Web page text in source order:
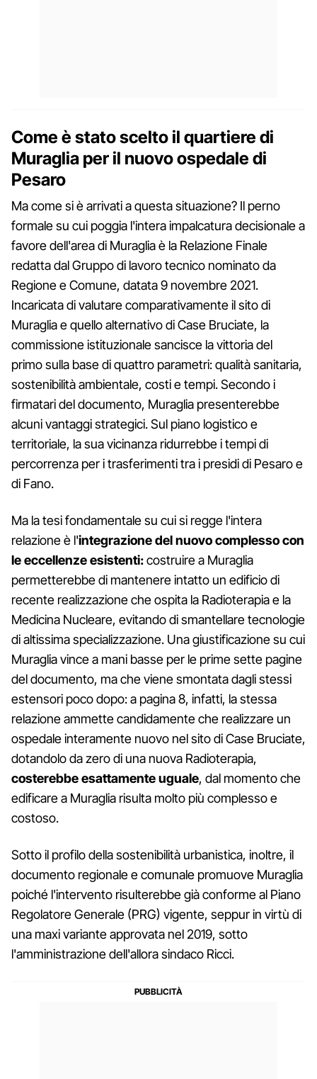
Come è stato scelto il quartiere di
Muraglia per il nuovo ospedale di
Pesaro
Ma come si è arrivati a questa situazione? Il perno
formale su cui poggia l'intera impalcatura decisionale a
favore dell'area di Muraglia è la Relazione Finale
redatta dal Gruppo di lavoro tecnico nominato da
Regione e Comune, datata 9 novembre 2021.
Incaricata di valutare comparativamente il sito di
Muraglia e quello alternativo di Case Bruciate, la
commissione istituzionale sancisce la vittoria del
primo sulla base di quattro parametri: qualità sanitaria,
sostenibilità ambientale, costi e tempi. Secondo i
firmatari del documento, Muraglia presenterebbe
alcuni vantaggi strategici. Sul piano logistico e
territoriale, la sua vicinanza ridurrebbe i tempi di
percorrenza per i trasferimenti tra i presidi di Pesaro e
di Fano.
Ma la tesi fondamentale su cui si regge l'intera
relazione è l'integrazione del nuovo complesso con
le eccellenze esistenti:costruire a Muraglia
permetterebbe di mantenere intatto un edificio di
recente realizzazione che ospita la Radioterapia e la
Medicina Nucleare, evitando di smantellare tecnologie
di altissima specializzazione. Una giustificazione su cui
Muraglia vince a mani basse per le prime sette pagine
del documento, ma che viene smontata dagli stessi
estensori poco dopo: a pagina 8, infatti, la stessa
relazione ammette candidamente che realizzare un
ospedale interamente nuovo nel sito di Case Bruciate,
dotandolo da zero di una nuova Radioterapia,
costerebbe esattamente uguale, dal momento che
edificare a Muraglia risulta molto più complesso e
costoso.
Sotto il profilo della sostenibilità urbanistica, inoltre, il
documento regionale e comunale promuove Muraglia
poiché l'intervento risulterebbe già conforme al Piano
Regolatore Generale (PRG) vigente, seppur in virtù di
una maxi variante approvata nel 2019, sotto
l'amministrazione dell'allora sindaco Ricci.